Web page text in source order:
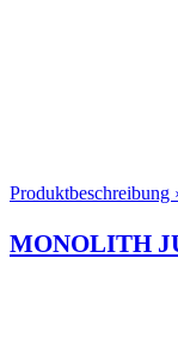
Produktbeschreibung
MONOLITH